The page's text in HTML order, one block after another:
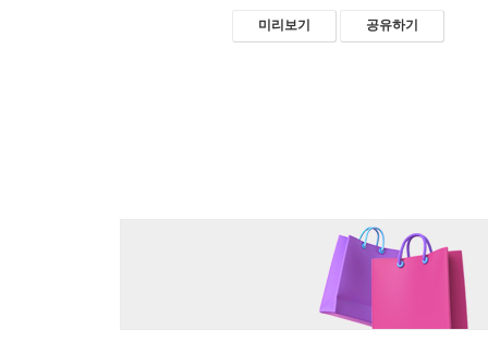
미리보기 공유하기